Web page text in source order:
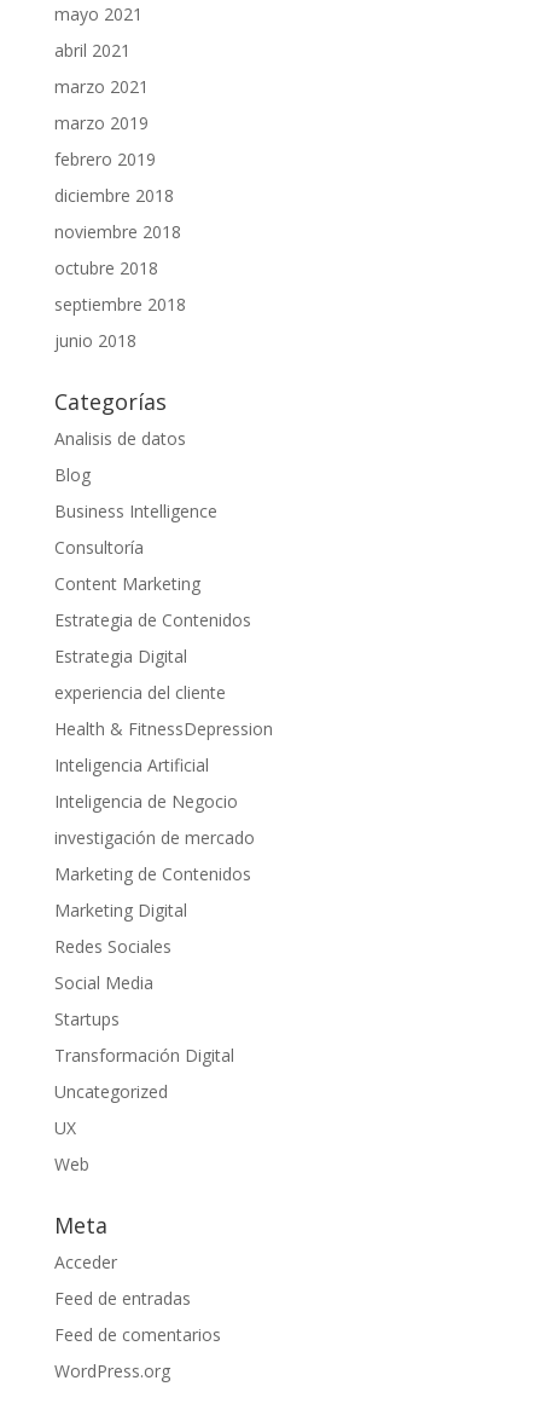
mayo 2021
abril 2021
marzo 2021
marzo 2019
febrero 2019
diciembre 2018
noviembre 2018
octubre 2018
septiembre 2018
junio 2018
Categorías
Analisis de datos
Blog
Business Intelligence
Consultoría
Content Marketing
Estrategia de Contenidos
Estrategia Digital
experiencia del cliente
Health & FitnessDepression
Inteligencia Artificial
Inteligencia de Negocio
investigación de mercado
Marketing de Contenidos
Marketing Digital
Redes Sociales
Social Media
Startups
Transformación Digital
Uncategorized
UX
Web
Meta
Acceder
Feed de entradas
Feed de comentarios
WordPress.org